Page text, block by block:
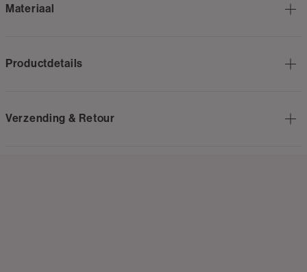
Materiaal
Productdetails
Verzending & Retour